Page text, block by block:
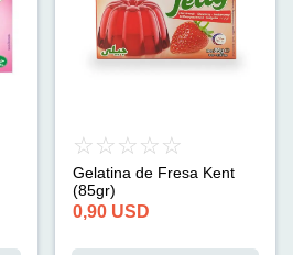
Gelatina de Fresa Kent
(85gr)
0,90 USD